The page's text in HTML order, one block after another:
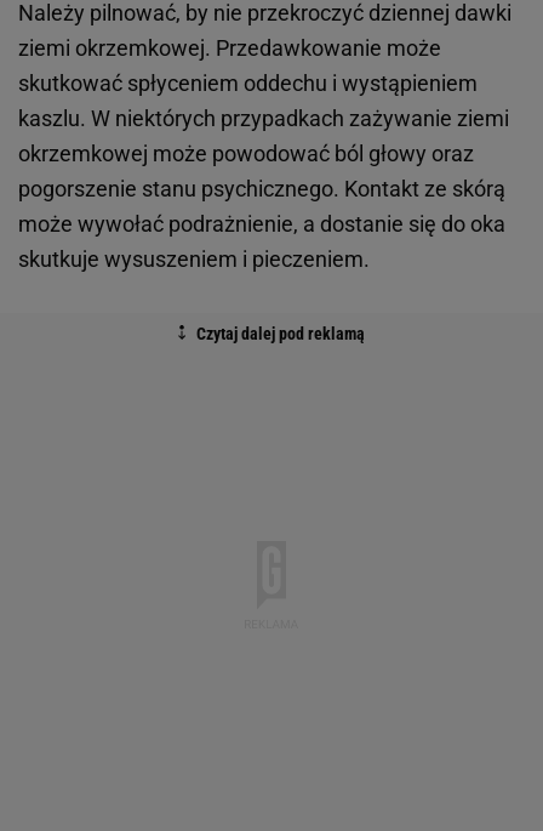
Należy pilnować, by nie przekroczyć dziennej dawki
ziemi okrzemkowej. Przedawkowanie może
skutkować spłyceniem oddechu i wystąpieniem
kaszlu. W niektórych przypadkach zażywanie ziemi
okrzemkowej może powodować ból głowy oraz
pogorszenie stanu psychicznego. Kontakt ze skórą
może wywołać podrażnienie, a dostanie się do oka
skutkuje wysuszeniem i pieczeniem.